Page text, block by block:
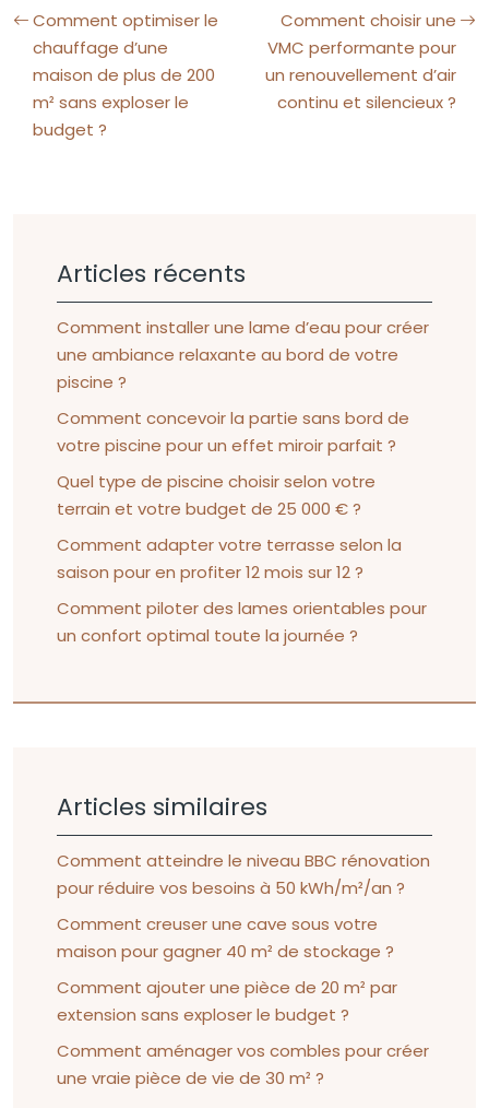
Comment optimiser le
chauffage d’une
maison de plus de 200
m² sans exploser le
budget ?
Comment choisir une
VMC performante pour
un renouvellement d’air
continu et silencieux ?
Articles récents
Comment installer une lame d’eau pour créer
une ambiance relaxante au bord de votre
piscine ?
Comment concevoir la partie sans bord de
votre piscine pour un effet miroir parfait ?
Quel type de piscine choisir selon votre
terrain et votre budget de 25 000 € ?
Comment adapter votre terrasse selon la
saison pour en profiter 12 mois sur 12 ?
Comment piloter des lames orientables pour
un confort optimal toute la journée ?
Articles similaires
Comment atteindre le niveau BBC rénovation
pour réduire vos besoins à 50 kWh/m²/an ?
Comment creuser une cave sous votre
maison pour gagner 40 m² de stockage ?
Comment ajouter une pièce de 20 m² par
extension sans exploser le budget ?
Comment aménager vos combles pour créer
une vraie pièce de vie de 30 m² ?